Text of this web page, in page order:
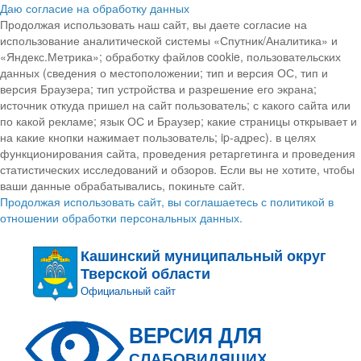
Даю согласие на обработку данных
Продолжая использовать наш сайт, вы даете согласие на
использование аналитической системы «Спутник/Аналитика» и
«Яндекс.Метрика»; обработку файлов cookie, пользовательских
данных (сведения о местоположении; тип и версия ОС, тип и
версия Браузера; тип устройства и разрешение его экрана;
источник откуда пришел на сайт пользователь; с какого сайта или
по какой рекламе; язык ОС и Браузер; какие страницы открывает и
на какие кнопки нажимает пользователь; ip-адрес). в целях
функционирования сайта, проведения ретаргетинга и проведения
статистических исследований и обзоров. Если вы не хотите, чтобы
ваши данные обрабатывались, покиньте сайт.
Продолжая использовать сайт, вы соглашаетесь с политикой в
отношении обработки персональных данных.